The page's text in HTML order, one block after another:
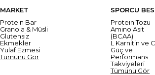
MARKET
Protein Bar
Granola & Müsli
Glutensiz
Ekmekler
Yulaf Ezmesi
Tümünü Gör
SPORCU
Protein Tozu
Amino Asit
(BCAA)
L Karnitin ve
Güç ve
Performans
Takviyeleri
Tümünü Gör